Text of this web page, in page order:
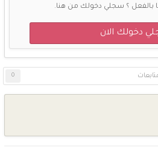
بالفعل ؟ سجلي دخولك من هنا.
دخولك الان
0